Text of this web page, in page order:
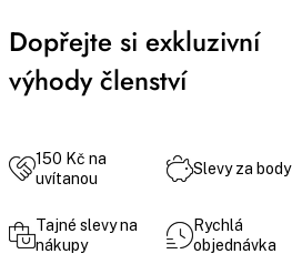
Dopřejte si exkluzivní
výhody členství
150 Kč na
uvítanou
Slevy za body
Tajné slevy na
nákupy
Rychlá
objednávka